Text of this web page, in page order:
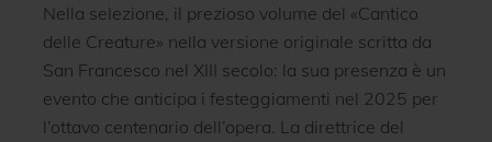
Nella selezione, il prezioso volume del «Cantico
delle Creature» nella versione originale scritta da
San Francesco nel XIII secolo: la sua presenza è un
evento che anticipa i festeggiamenti nel 2025 per
l’ottavo centenario dell’opera. La direttrice del